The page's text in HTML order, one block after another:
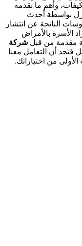
وأهم ما نقدمه
بواسطة أحدث
الناتجة عن انتشار
الأسرة بالأمراض
مقدمة من قبل شركة
فتجد أن التعامل معنا
من اختياراتك.